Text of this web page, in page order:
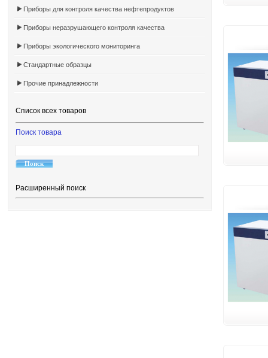
Приборы для контроля качества нефтепродуктов
Приборы неразрушающего контроля качества
Приборы экологического мониторинга
Стандартные образцы
Прочие принадлежности
Список всех товаров
Поиск товара
Расширенный поиск